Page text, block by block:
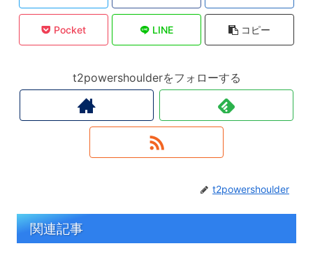
Pocket LINE コピー
t2powershoulderをフォローする
t2powershoulder
関連記事